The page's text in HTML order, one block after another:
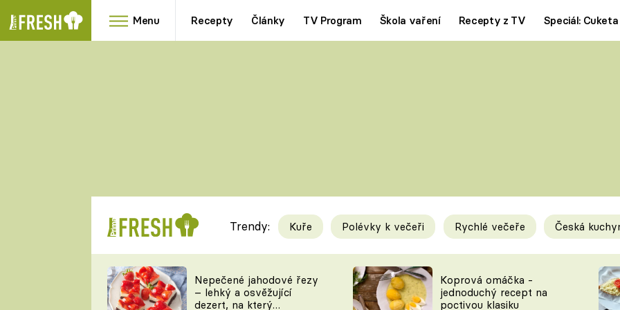
Menu Recepty Články TV Program Škola vaření Recepty z TV Speciál: Cuketa
RYCHLOVKY
Videorecepty
TEĎ VAŘÍ ŠÉF!
Tipy a triky
KAM ZA JÍDLEM
Trendy: Kuře Polévky k večeři Rychlé večeře Česká
Nepečené jahodové řezy
– lehký a osvěžující
dezert, na který
Koprová omáčka -
jednoduchý recept na
poctivou klasiku